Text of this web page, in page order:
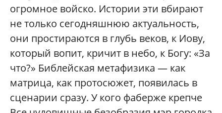
огромное войско. Истории эти вбирают
не только сегодняшнюю актуальность,
они простираются в глубь веков, к Иову,
который вопит, кричит в небо, к Богу: «За
что?» Библейская метафизика — как
матрица, как протосюжет, появилась в
сценарии сразу. У кого фаберже крепче